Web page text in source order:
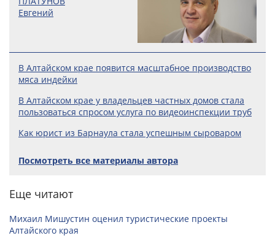
Евгений
В Алтайском крае появится масштабное производство
мяса индейки
В Алтайском крае у владельцев частных домов стала
пользоваться спросом услуга по видеоинспекции труб
Как юрист из Барнаула стала успешным сыроваром
Посмотреть все материалы автора
Еще читают
Михаил Мишустин оценил туристические проекты
Алтайского края